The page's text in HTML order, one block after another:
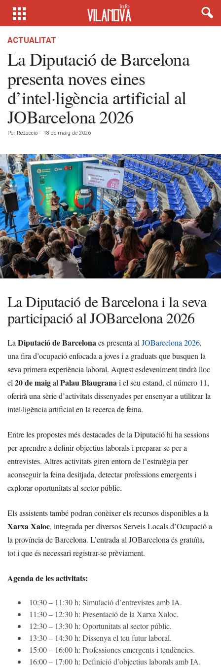
ACTUALITAT
La Diputació de Barcelona
presenta noves eines
d’intel·ligència artificial al
JOBarcelona 2026
Por Redacció - 18 de maig de 2026
La Diputació de Barcelona i la seva
participació al JOBarcelona 2026
La Diputació de Barcelonaes presenta al JOBarcelona 2026,
una fira d’ocupació enfocada a joves i a graduats que busquen la
seva primera experiència laboral. Aquest esdeveniment tindrà lloc
el 20 de maigal Palau Blaugranai el seu estand, el número 11,
oferirà una sèrie d’activitats dissenyades per ensenyar a utilitzar la
intel·ligència artificial en la recerca de feina.
Entre les propostes més destacades de la Diputació hi ha sessions
per aprendre a definir objectius laborals i preparar-se per a
entrevistes. Altres activitats giren entorn de l’estratègia per
aconseguir la feina desitjada, detectar professions emergents i
explorar oportunitats al sector públic.
Els assistents també podran conèixer els recursos disponibles a la
Xarxa Xaloc, integrada per diversos Serveis Locals d’Ocupació a
la província de Barcelona. L’entrada al JOBarcelona és gratuïta,
tot i que és necessari registrar-se prèviament.
Agenda de les activitats:
10:30 – 11:30 h: Simulació d’entrevistes amb IA.
11:30 – 12:30 h: Presentació de la Xarxa Xaloc.
12:30 – 13:30 h: Oportunitats al sector públic.
13:30 – 14:30 h: Dissenya el teu futur laboral.
15:00 – 16:00 h: Professiones emergents i tendències.
16:00 – 17:00 h: Definició d’objectius laborals amb IA.